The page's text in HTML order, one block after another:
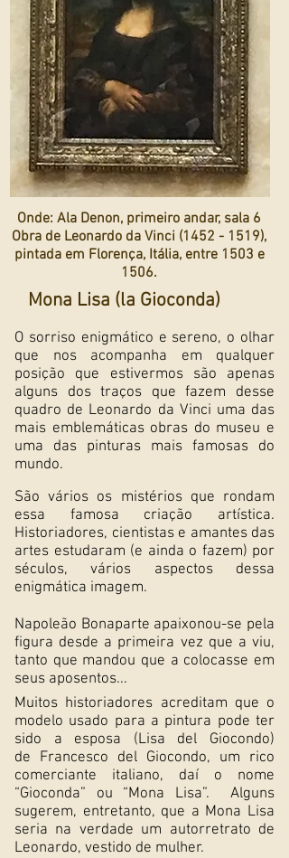
Onde: Ala Denon, primeiro andar, sala 6
Obra de Leonardo da Vinci (1452 - 1519),
pintada em Florença, Itália, entre 1503 e
1506.
Mona Lisa (la Gioconda)
O sorriso enigmático e sereno, o olhar
que nos acompanha em qualquer
posição que estivermos são apenas
alguns dos traços que fazem desse
quadro de Leonardo da Vinci uma das
mais emblemáticas obras do museu e
uma das pinturas mais famosas do
mundo.
São vários os mistérios que rondam
essa famosa criação artística.
Historiadores, cientistas e amantes das
artes estudaram (e ainda o fazem) por
séculos, vários aspectos dessa
enigmática imagem.
Napoleão Bonaparte apaixonou-se pela
figura desde a primeira vez que a viu,
tanto que mandou que a colocasse em
seus aposentos...
Muitos historiadores acreditam que o
modelo usado para a pintura pode ter
sido a esposa (Lisa del Giocondo)
de Francesco del Giocondo, um rico
comerciante italiano, daí o nome
“Gioconda” ou “Mona Lisa”. Alguns
sugerem, entretanto, que a Mona Lisa
seria na verdade um autorretrato de
Leonardo, vestido de mulher.